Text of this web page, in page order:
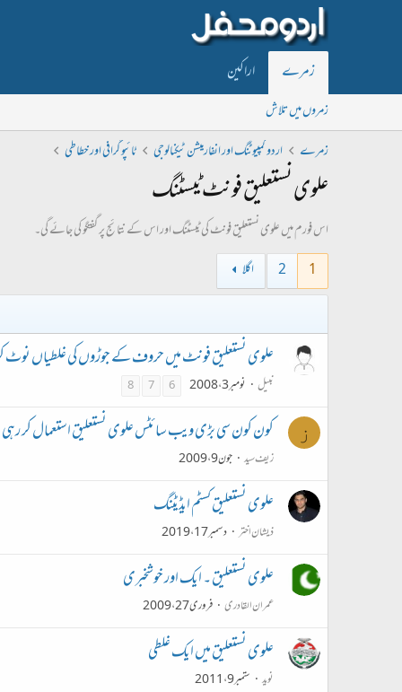
زمرے اراکین
زمروں میں تلاش
زمرے
اردو کمپیوٹنگ اور انفارمیشن ٹیکنالوجی ٹائپو گرافی اور خطاطی
علوی نستعلیق فونٹ ٹیسٹنگ
اس فورم میں علوی نستعلیق فونٹ کی ٹیسٹنگ اور اس کے نتائج پر گفتگو کی جائے گی۔
1
2 اگلا
علوی نستعلیق فونٹ میں حروف کے جوڑوں کی غلطیاں نوٹ
نبیل نومبر 3، 2008 6
7
8
ز کون کون سی بڑی ویب سائٹس علوی نستعلیق استعمال کر
زیف سید جون 9، 2009
علوی نستعلیق کسٹم ایڈیٹنگ
ذیشان اختر دسمبر 17، 2019
علوی نستعلیق ۔ ایک اور خوشخبری
عمران القادری فروری 27، 2009
علوی نستعلیق میں ایک غلطی
نوید ستمبر 9، 2011